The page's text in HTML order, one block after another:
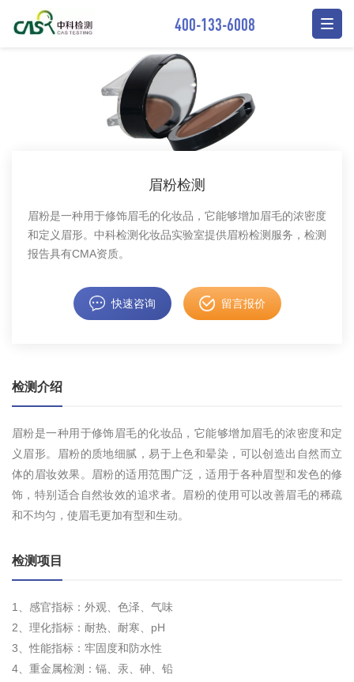
400-133-6008
眉粉检测
眉粉是一种用于修饰眉毛的化妆品，它能够增加眉毛的浓密度
和定义眉形。中科检测化妆品实验室提供眉粉检测服务，检测
报告具有CMA资质。
快速咨询 留言报价
检测介绍
眉粉是一种用于修饰眉毛的化妆品，它能够增加眉毛的浓密度和定
义眉形。眉粉的质地细腻，易于上色和晕染，可以创造出自然而立
体的眉妆效果。眉粉的适用范围广泛，适用于各种眉型和发色的修
饰，特别适合自然妆效的追求者。眉粉的使用可以改善眉毛的稀疏
和不均匀，使眉毛更加有型和生动。
检测项目
1、感官指标：外观、色泽、气味
2、理化指标：耐热、耐寒、pH
3、性能指标：牢固度和防水性
4、重金属检测：镉、汞、砷、铅